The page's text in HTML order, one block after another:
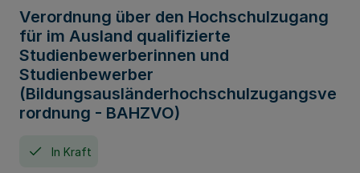
Verordnung über den Hochschulzugang
für im Ausland qualifizierte
Studienbewerberinnen und
Studienbewerber
(Bildungsausländerhochschulzugangsve
rordnung - BAHZVO)
In Kraft